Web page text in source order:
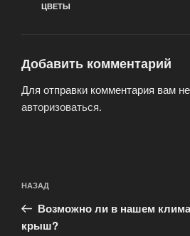
ЦВЕТЫ
Добавить комментарий
Для отправки комментария вам
авторизоваться.
по
записям
Предыдущая
запись:
НАЗАД
Возможно ли в нашем
крыш?